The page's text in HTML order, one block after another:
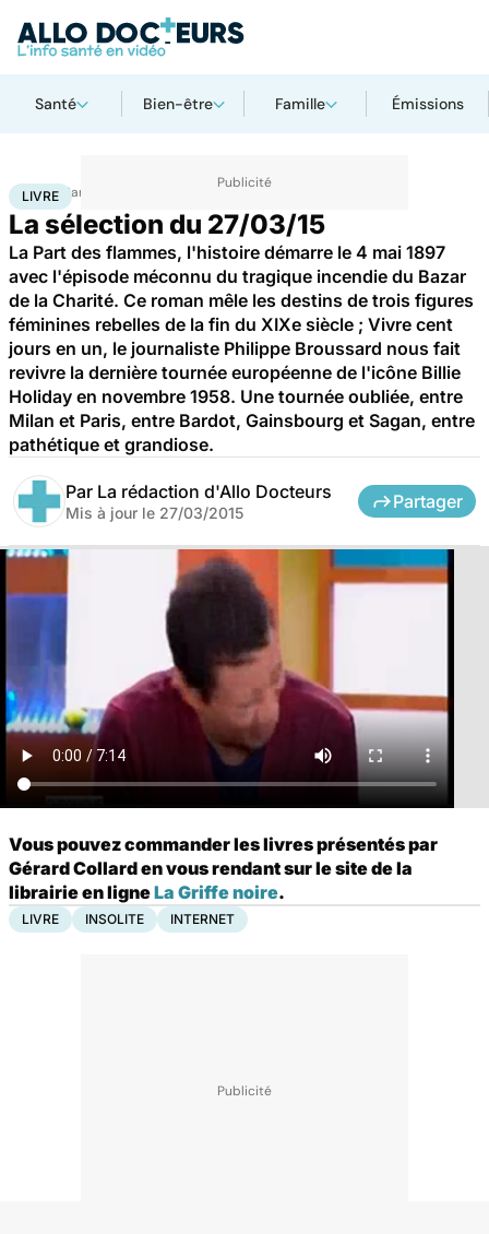
Santé Bien-être Famille Émissions
Accueil Santé
LIVRE
La sélection du 27/03/15
La Part des flammes, l'histoire démarre le 4 mai 1897
avec l'épisode méconnu du tragique incendie du Bazar
de la Charité. Ce roman mêle les destins de trois figures
féminines rebelles de la fin du XIXe siècle ; Vivre cent
jours en un, le journaliste Philippe Broussard nous fait
revivre la dernière tournée européenne de l'icône Billie
Holiday en novembre 1958. Une tournée oubliée, entre
Milan et Paris, entre Bardot, Gainsbourg et Sagan, entre
pathétique et grandiose.
Par La rédaction d'Allo Docteurs
Mis à jour le 27/03/2015
Partager
Vous pouvez commander les livres présentés par
Gérard Collard en vous rendant sur le site de la
librairie en ligneLa Griffe noire.
LIVRE INSOLITE INTERNET